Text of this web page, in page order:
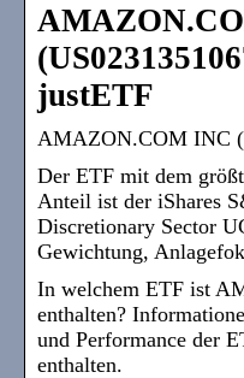
justETF
AMAZON.COM INC
Der ETF mit dem
Anteil ist der iShares
Discretionary Sector
Gewichtung,
In welchem ETF ist
enthalten?
und Performance der
enthalten.